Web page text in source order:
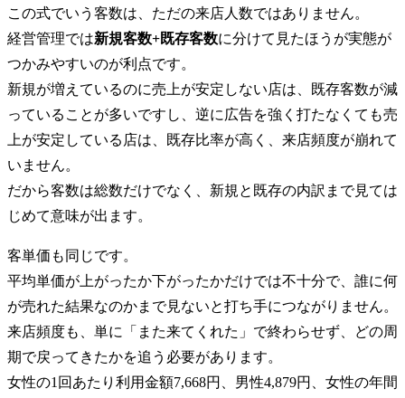
この式でいう客数は、ただの来店人数ではありません。
経営管理では新規客数+既存客数に分けて見たほうが実態が
つかみやすいのが利点です。
新規が増えているのに売上が安定しない店は、既存客数が減
っていることが多いですし、逆に広告を強く打たなくても売
上が安定している店は、既存比率が高く、来店頻度が崩れて
いません。
だから客数は総数だけでなく、新規と既存の内訳まで見ては
じめて意味が出ます。
客単価も同じです。
平均単価が上がったか下がったかだけでは不十分で、誰に何
が売れた結果なのかまで見ないと打ち手につながりません。
来店頻度も、単に「また来てくれた」で終わらせず、どの周
期で戻ってきたかを追う必要があります。
女性の1回あたり利用金額7,668円、男性4,879円、女性の年間